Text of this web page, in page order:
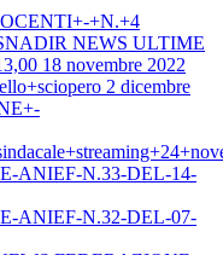
+N.+4
NEWS ULTIME
18 novembre 2022
2 dicembre
ANIEF-N.33-DEL-14-
ANIEF-N.32-DEL-07-